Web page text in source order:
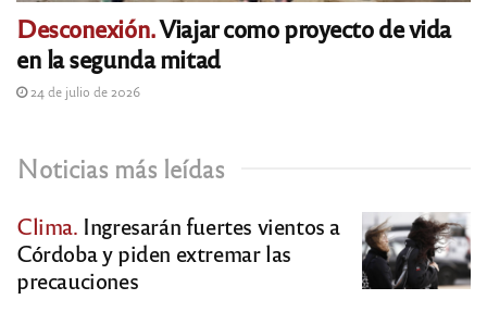
Desconexión.Viajar como proyecto de vida
en la segunda mitad
24 de julio de 2026
Noticias más leídas
Clima. Ingresarán fuertes vientos a
Córdoba y piden extremar las
precauciones